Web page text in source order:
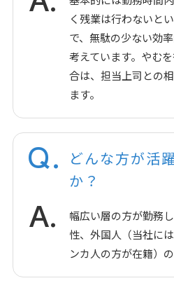
く残業は行わないと
で、無駄の少ない効
考えています。やむ
合は、担当上司との
ます。
Q.
どんな方が活
か？
A.
幅広い層の方が勤務
性、外国人（当社に
ンカ人の方が在籍）